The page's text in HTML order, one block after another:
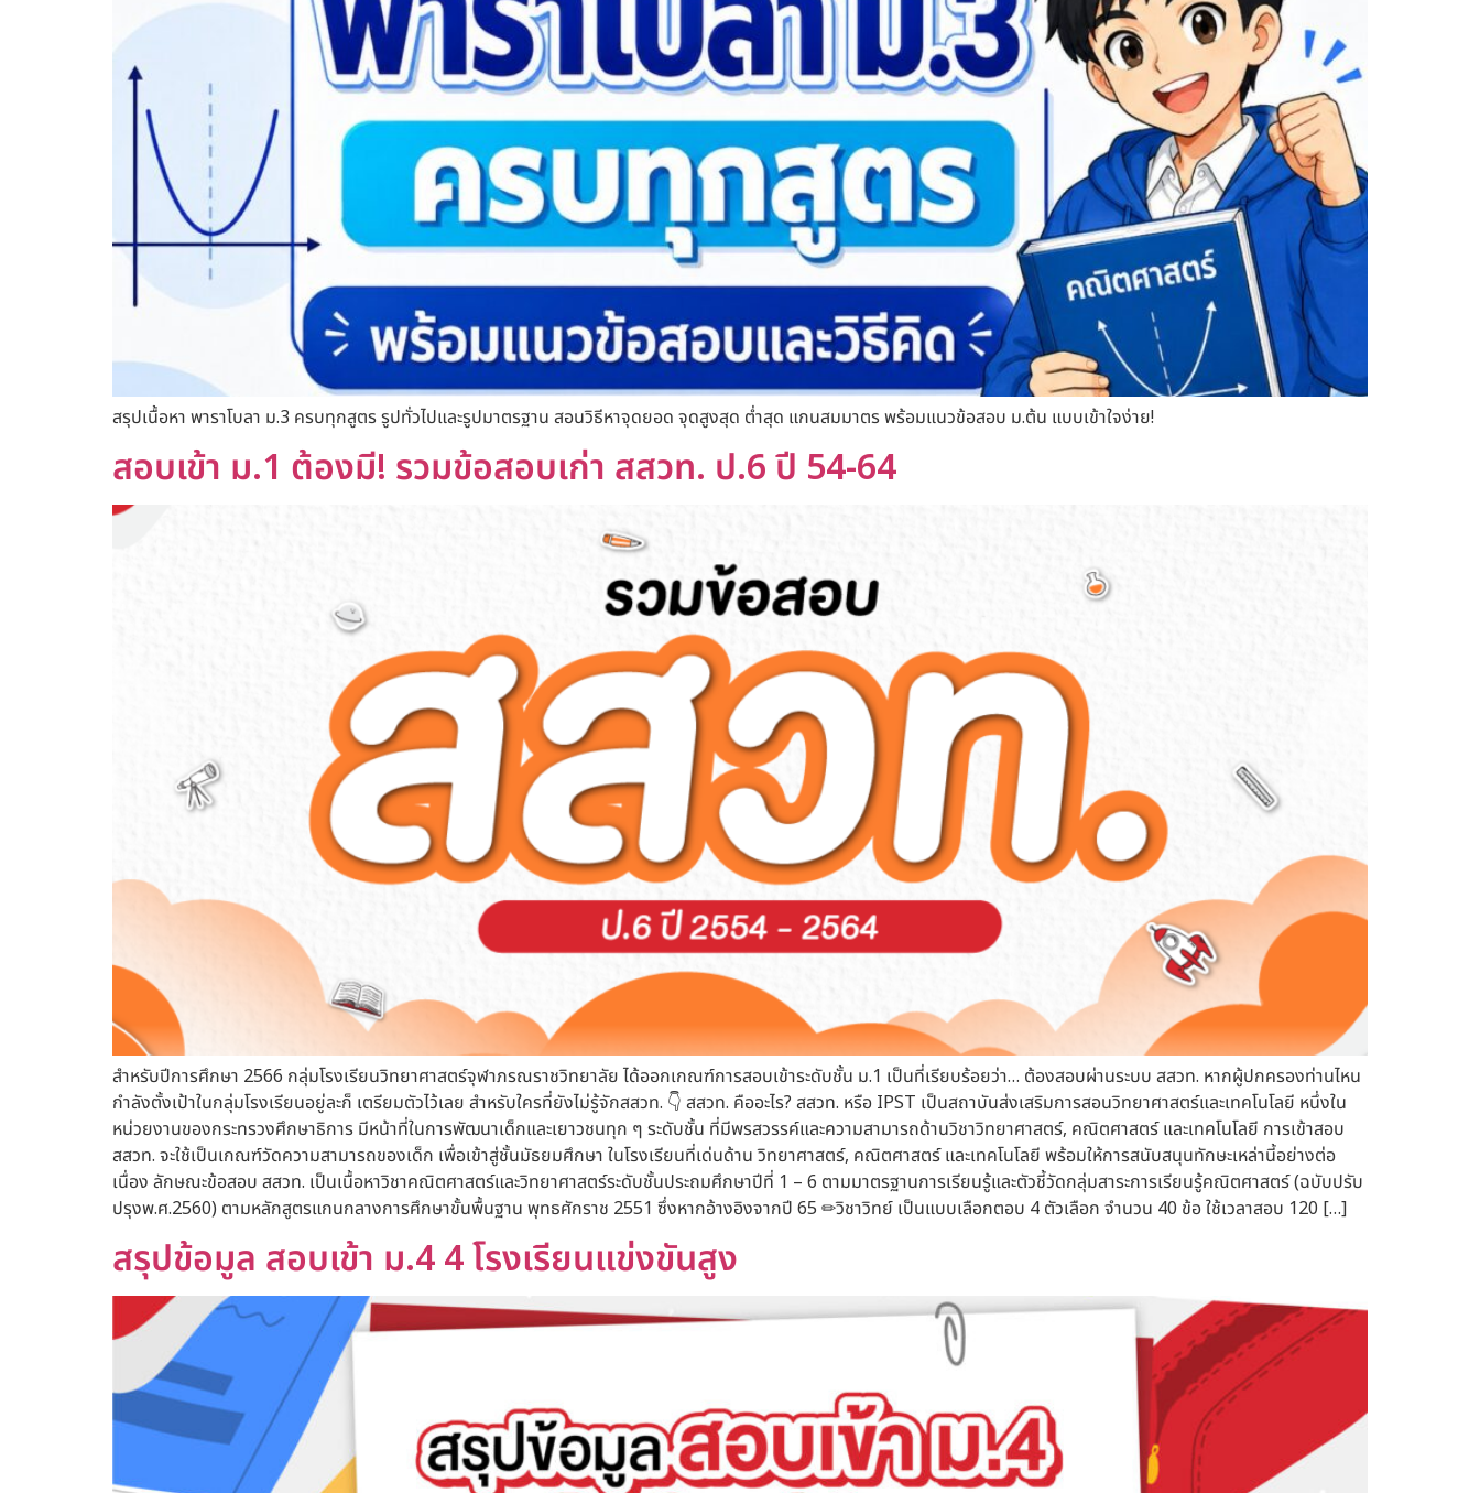
สรุปเนื้อหา พาราโบลา ม.3 ครบทุกสูตร รูปทั่วไปและรูปมาตรฐาน สอนวิธีหาจุดยอด จุดสูงสุด ต่ำสุด แกนสมมาตร พร้อมแนวข้อสอบ ม.ต้น แบบเข้าใจง่าย!
สอบเข้า ม.1 ต้องมี! รวมข้อสอบเก่า สสวท. ป.6 ปี 54-64
สำหรับปีการศึกษา 2566 กลุ่มโรงเรียนวิทยาศาสตร์จุฬาภรณราชวิทยาลัย ได้ออกเกณฑ์การสอบเข้าระดับชั้น ม.1 เป็นที่เรียบร้อยว่า… ต้องสอบผ่านระบบ สสวท. หากผู้ปกครองท่านไหน
กำลังตั้งเป้าในกลุ่มโรงเรียนอยู่ละก็ เตรียมตัวไว้เลย สำหรับใครที่ยังไม่รู้จักสสวท. 👇 สสวท. คืออะไร? สสวท. หรือ IPST เป็นสถาบันส่งเสริมการสอนวิทยาศาสตร์และเทคโนโลยี หนึ่งใน
หน่วยงานของกระทรวงศึกษาธิการ มีหน้าที่ในการพัฒนาเด็กและเยาวชนทุก ๆ ระดับชั้น ที่มีพรสวรรค์และความสามารถด้านวิชาวิทยาศาสตร์, คณิตศาสตร์ และเทคโนโลยี การเข้าสอบ
สสวท. จะใช้เป็นเกณฑ์วัดความสามารถของเด็ก เพื่อเข้าสู่ชั้นมัธยมศึกษา ในโรงเรียนที่เด่นด้าน วิทยาศาสตร์, คณิตศาสตร์ และเทคโนโลยี พร้อมให้การสนับสนุนทักษะเหล่านี้อย่างต่อ
เนื่อง ลักษณะข้อสอบ สสวท. เป็นเนื้อหาวิชาคณิตศาสตร์และวิทยาศาสตร์ระดับชั้นประถมศึกษาปีที่ 1 – 6 ตามมาตรฐานการเรียนรู้และตัวชี้วัดกลุ่มสาระการเรียนรู้คณิตศาสตร์ (ฉบับปรับ
ปรุงพ.ศ.2560) ตามหลักสูตรแกนกลางการศึกษาขั้นพื้นฐาน พุทธศักราช 2551 ซึ่งหากอ้างอิงจากปี 65 ✏วิชาวิทย์ เป็นแบบเลือกตอบ 4 ตัวเลือก จำนวน 40 ข้อ ใช้เวลาสอบ 120 […]
สรุปข้อมูล สอบเข้า ม.4 4 โรงเรียนแข่งขันสูง